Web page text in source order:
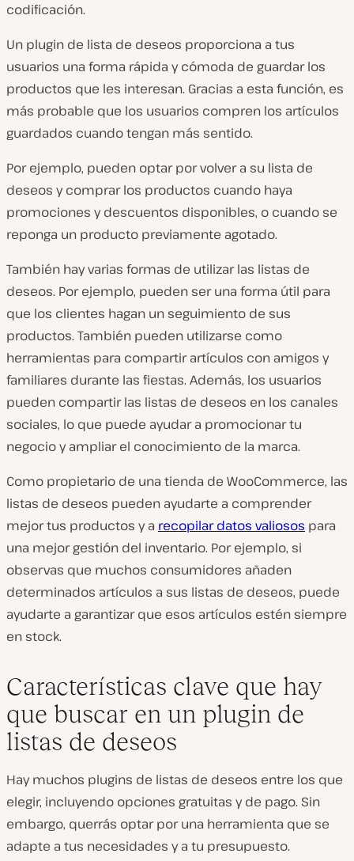
codificación.
Un plugin de lista de deseos proporciona a tus
usuarios una forma rápida y cómoda de guardar los
productos que les interesan. Gracias a esta función, es
más probable que los usuarios compren los artículos
guardados cuando tengan más sentido.
Por ejemplo, pueden optar por volver a su lista de
deseos y comprar los productos cuando haya
promociones y descuentos disponibles, o cuando se
reponga un producto previamente agotado.
También hay varias formas de utilizar las listas de
deseos. Por ejemplo, pueden ser una forma útil para
que los clientes hagan un seguimiento de sus
productos. También pueden utilizarse como
herramientas para compartir artículos con amigos y
familiares durante las fiestas. Además, los usuarios
pueden compartir las listas de deseos en los canales
sociales, lo que puede ayudar a promocionar tu
negocio y ampliar el conocimiento de la marca.
Como propietario de una tienda de WooCommerce, las
listas de deseos pueden ayudarte a comprender
mejor tus productos y a recopilar datos valiosos para
una mejor gestión del inventario. Por ejemplo, si
observas que muchos consumidores añaden
determinados artículos a sus listas de deseos, puede
ayudarte a garantizar que esos artículos estén siempre
en stock.
Características clave que hay
que buscar en un plugin de
listas de deseos
Hay muchos plugins de listas de deseos entre los que
elegir, incluyendo opciones gratuitas y de pago. Sin
embargo, querrás optar por una herramienta que se
adapte a tus necesidades y a tu presupuesto.